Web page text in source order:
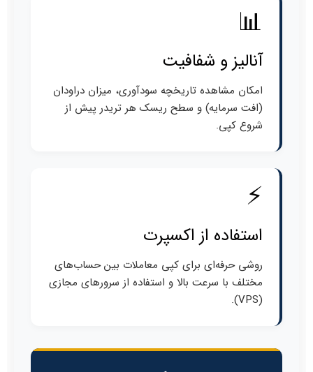
📊
آنالیز و شفافیت
امکان مشاهده تاریخچه سودآوری، میزان دراودان
(افت سرمایه) و سطح ریسک هر تریدر پیش از
شروع کپی.
⚡
استفاده از اکسپرت
روشی حرفه‌ای برای کپی معاملات بین حساب‌های
مختلف با سرعت بالا و استفاده از سرورهای مجازی
(VPS).